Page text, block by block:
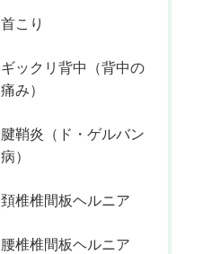
首こり
ギックリ背中（背中の
痛み）
腱鞘炎（ド・ゲルバン
病）
頚椎椎間板ヘルニア
腰椎椎間板ヘルニア